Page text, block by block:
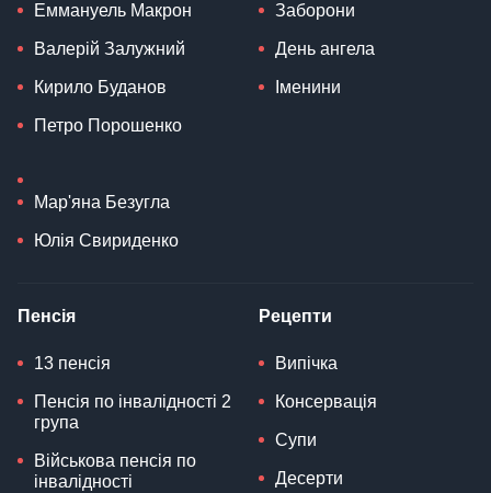
Еммануель Макрон
Валерій Залужний
Кирило Буданов
Петро Порошенко
Мар'яна Безугла
Юлія Свириденко
Заборони
День ангела
Іменини
Пенсія
13 пенсія
Пенсія по інвалідності 2
група
Військова пенсія по
інвалідності
Рецепти
Випічка
Консервація
Супи
Десерти